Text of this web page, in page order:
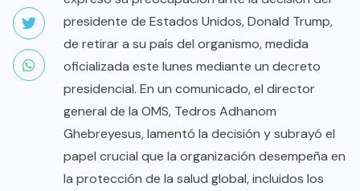
presidente de Estados Unidos, Donald Trump,
de retirar a su país del organismo, medida
oficializada este lunes mediante un decreto
presidencial. En un comunicado, el director
general de la OMS, Tedros Adhanom
Ghebreyesus, lamentó la decisión y subrayó el
papel crucial que la organización desempeña en
la protección de la salud global, incluidos los